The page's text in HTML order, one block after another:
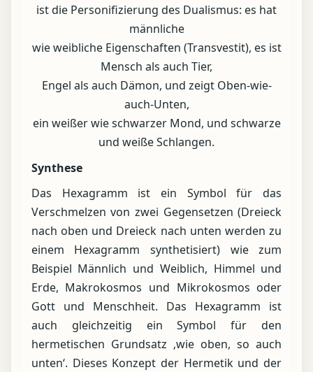
ist die Personifizierung des Dualismus: es hat
männliche
wie weibliche Eigenschaften (Transvestit), es ist
Mensch als auch Tier,
Engel als auch Dämon, und zeigt Oben-wie-
auch-Unten,
ein weißer wie schwarzer Mond, und schwarze
und weiße Schlangen.
Synthese
Das Hexagramm ist ein Symbol für das
Verschmelzen von zwei Gegensetzen (Dreieck
nach oben und Dreieck nach unten werden zu
einem Hexagramm synthetisiert) wie zum
Beispiel Männlich und Weiblich, Himmel und
Erde, Makrokosmos und Mikrokosmos oder
Gott und Menschheit. Das Hexagramm ist
auch gleichzeitig ein Symbol für den
hermetischen Grundsatz ‚wie oben, so auch
unten‘. Dieses Konzept der Hermetik und der